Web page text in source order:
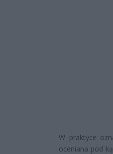
W praktyce
oceniana pod